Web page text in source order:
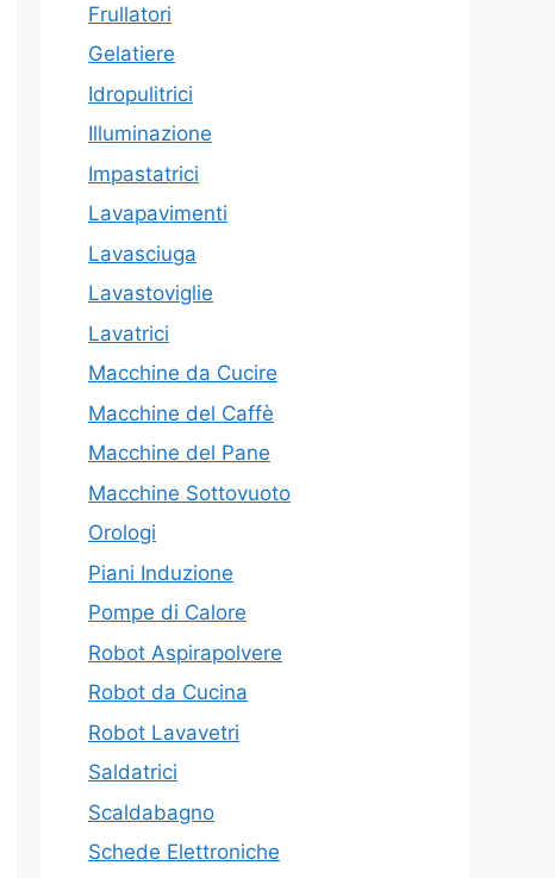
Frullatori
Gelatiere
Idropulitrici
Illuminazione
Impastatrici
Lavapavimenti
Lavasciuga
Lavastoviglie
Lavatrici
Macchine da Cucire
Macchine del Caffè
Macchine del Pane
Macchine Sottovuoto
Orologi
Piani Induzione
Pompe di Calore
Robot Aspirapolvere
Robot da Cucina
Robot Lavavetri
Saldatrici
Scaldabagno
Schede Elettroniche